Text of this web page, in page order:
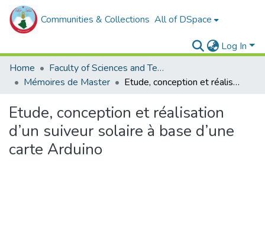
Communities & Collections All of DSpace
Log In
Home
Faculty of Sciences and Technology
Mémoires de Master
Etude, conception et réalisation d’un suiveur solaire à base d’une carte Arduino
Etude, conception et réalisation
d’un suiveur solaire à base d’une
carte Arduino